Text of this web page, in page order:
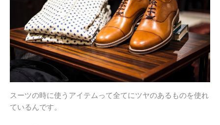
スーツの時に使うアイテムって全てにツヤのあるものを使れ
ているんです。